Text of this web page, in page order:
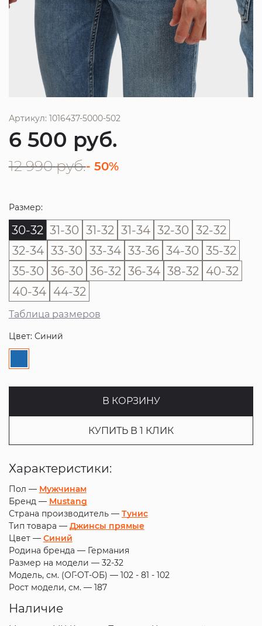
Артикул: 1016437-5000-502
6 500 руб.
12 990 руб.- 50%
Размер:
30-32 31-30 31-32 31-34 32-30 32-32
32-34 33-30 33-34 33-36 34-30 35-32
35-30 36-30 36-32 36-34 38-32 40-32
40-34 44-32
Таблица размеров
Цвет: Синий
В КОРЗИНУ
КУПИТЬ В 1 КЛИК
Характеристики:
Пол — Мужчинам
Бренд — Mustang
Страна производитель — Тунис
Тип товара — Джинсы прямые
Цвет — Синий
Родина бренда — Германия
Размер на модели — 32-32
Модель, см. (ОГ-ОТ-ОБ) — 102 - 81 - 102
Рост модели, см. — 187
Наличие